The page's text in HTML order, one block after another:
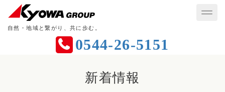
自然・地域と繋がり、共に歩む。
0544-26-5151
新着情報